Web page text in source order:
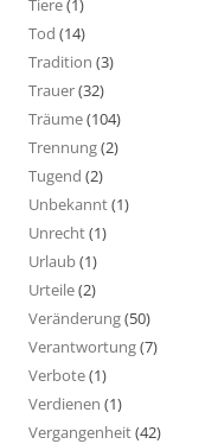
Tiere(1)
Tod (14)
Tradition (3)
Trauer(32)
Träume(104)
Trennung(2)
Tugend (2)
Unbekannt(1)
Unrecht(1)
Urlaub(1)
Urteile(2)
Veränderung(50)
Verantwortung(7)
Verbote(1)
Verdienen (1)
Vergangenheit(42)